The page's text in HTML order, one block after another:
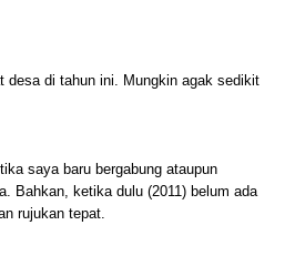
desa di tahun ini. Mungkin agak sedikit
saya baru bergabung ataupun
Bahkan, ketika dulu (2011) belum ada
rujukan tepat.